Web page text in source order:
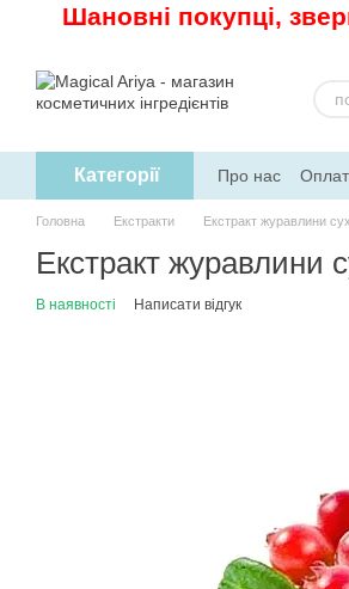
Шановні покупці,
Категорії Про нас
Рецепти
Головна Екстракти Екстракт журавлини
Екстракт журавлини
В наявності Написати відгук